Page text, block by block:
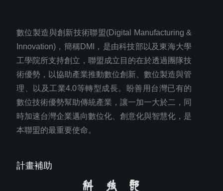
數位製造與創新技術聯盟(Digital Manufacturing &
Innovation)，簡稱DMI，是由科技部以及東海大學
工學院所支持創立，聯盟成立目的在於透過團隊技
術優勢，以協助產業推動數位創新、數位製造與管
理、以及工業4.0等轉型成長。盼善用台灣已有的
數位技術優勢幫助傳統產業，讓一加一大於二，同
時加速台灣企業邁向數位化、創意化與智慧化，是
本聯盟的最重要使命。
計畫補助